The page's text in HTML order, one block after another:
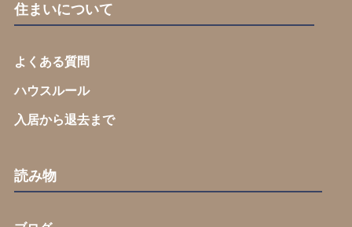
住まいについて
よくある質問
ハウスルール
入居から退去まで
読み物